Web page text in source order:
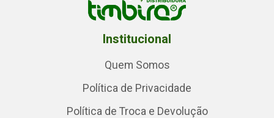
Institucional
Quem Somos
Política de Privacidade
Política de Troca e Devolução